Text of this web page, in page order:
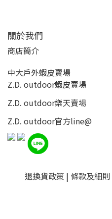
關於我們
商店簡介
中大戶外蝦皮賣場
Z.D. outdoor蝦皮賣場
Z.D. outdoor樂天賣場
Z.D. outdoor官方line@
退換貨政策 | 條款及細則